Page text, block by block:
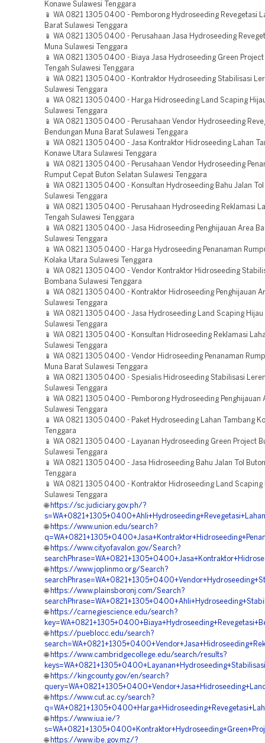
Konawe Sulawesi Tenggara
📱 WA 0821 1305 0400 - Pemborong Hydroseeding Revegetasi
Barat Sulawesi Tenggara
📱 WA 0821 1305 0400 - Perusahaan Jasa Hydroseeding
Muna Sulawesi Tenggara
📱 WA 0821 1305 0400 - Biaya Jasa Hydroseeding Green Project
Tengah Sulawesi Tenggara
📱 WA 0821 1305 0400 - Kontraktor Hydroseeding Stabilisasi
Sulawesi Tenggara
📱 WA 0821 1305 0400 - Harga Hidroseeding Land Scaping
Sulawesi Tenggara
📱 WA 0821 1305 0400 - Perusahaan Vendor Hydroseeding
Bendungan Muna Barat Sulawesi Tenggara
📱 WA 0821 1305 0400 - Jasa Kontraktor Hidroseeding Lahan
Konawe Utara Sulawesi Tenggara
📱 WA 0821 1305 0400 - Perusahaan Vendor Hydroseeding
Rumput Cepat Buton Selatan Sulawesi Tenggara
📱 WA 0821 1305 0400 - Konsultan Hydroseeding Bahu Jalan
Sulawesi Tenggara
📱 WA 0821 1305 0400 - Perusahaan Hydroseeding Reklamasi
Tengah Sulawesi Tenggara
📱 WA 0821 1305 0400 - Jasa Hidroseeding Penghijauan Area
Sulawesi Tenggara
📱 WA 0821 1305 0400 - Harga Hydroseeding Penanaman
Kolaka Utara Sulawesi Tenggara
📱 WA 0821 1305 0400 - Vendor Kontraktor Hidroseeding
Bombana Sulawesi Tenggara
📱 WA 0821 1305 0400 - Kontraktor Hidroseeding Penghijauan
Sulawesi Tenggara
📱 WA 0821 1305 0400 - Jasa Hydroseeding Land Scaping Hijau
Sulawesi Tenggara
📱 WA 0821 1305 0400 - Konsultan Hidroseeding Reklamasi
Sulawesi Tenggara
📱 WA 0821 1305 0400 - Vendor Hidroseeding Penanaman
Muna Barat Sulawesi Tenggara
📱 WA 0821 1305 0400 - Spesialis Hidroseeding Stabilisasi
Sulawesi Tenggara
📱 WA 0821 1305 0400 - Pemborong Hydroseeding Penghijauan
Sulawesi Tenggara
📱 WA 0821 1305 0400 - Paket Hydroseeding Lahan Tambang
Tenggara
📱 WA 0821 1305 0400 - Layanan Hydroseeding Green Project
Sulawesi Tenggara
📱 WA 0821 1305 0400 - Jasa Hidroseeding Bahu Jalan Tol
Tenggara
📱 WA 0821 1305 0400 - Kontraktor Hidroseeding Land Scaping
Sulawesi Tenggara
🌐 https://sc.judiciary.gov.ph/?
🌐 https://www.union.edu/search?
🌐 https://www.cityofavalon.gov/Search?
🌐 https://www.joplinmo.org/Search?
🌐 https://www.plainsboronj.com/Search?
🌐 https://carnegiescience.edu/search?
🌐 https://pueblocc.edu/search?
🌐 https://www.cambridgecollege.edu/search/results?
🌐 https://kingcounty.gov/en/search?
🌐 https://www.cut.ac.cy/search?
🌐 https://www.iua.ie/?
🌐 https://www.ibe.gov.mz/?